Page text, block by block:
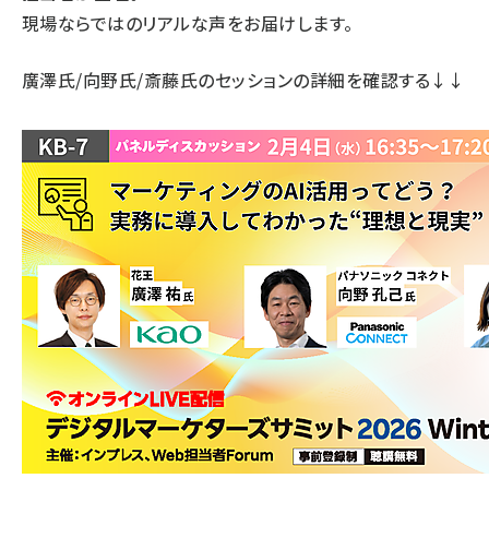
現場ならではのリアルな声をお届けします。
廣澤氏/向野氏/斎藤氏のセッションの詳細を確認する↓↓